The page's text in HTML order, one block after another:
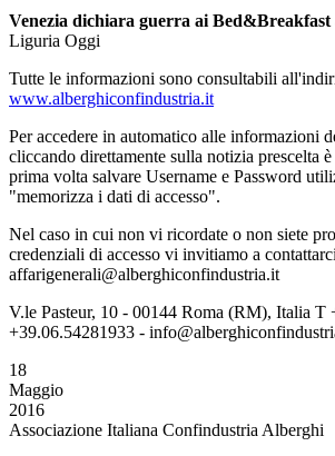
Venezia dichiara guerra ai Bed&Breakfast
Liguria Oggi
Tutte le informazioni sono consultabili
www.alberghiconfindustria.it
Per accedere in automatico alle informazioni
cliccando direttamente sulla notizia prescelta è
prima volta salvare Username e Password
"memorizza i dati di accesso".
Nel caso in cui non vi ricordate o non siete
credenziali di accesso vi invitiamo a
affarigenerali@alberghiconfindustria.it
V.le Pasteur, 10 - 00144 Roma (RM), Italia T
+39.06.54281933 -
18
Maggio
2016
Associazione Italiana Confindustria Alberghi